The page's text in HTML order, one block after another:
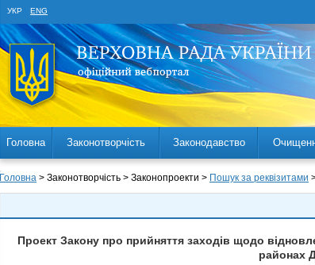
УКР ENG
Головна Законотворчість Законодавство
Головна > Законотворчість > Законопроекти > Пошук за реквізитами
Проект Закону про прийняття заходів щодо
районах